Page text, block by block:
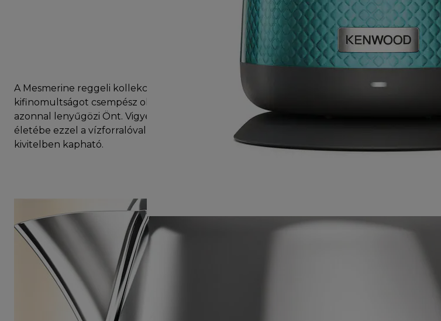
A Mesmerine reggeli kollekció minden konyhába
kifinomultságot csempész olyan dizájnnal, amely
azonnal lenyűgözi Önt. Vigyen egy kis színt az
életébe ezzel a vízforralóval, amely többféle
kivitelben kapható.